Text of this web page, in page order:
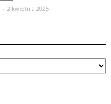
- 2 kwietnia 2025